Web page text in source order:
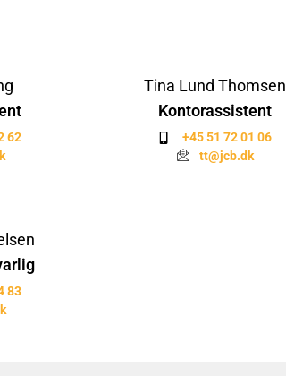
62
Tina Lund Thomsen
Kontorassistent
+45 51 72 01 06
tt@jcb.dk
83